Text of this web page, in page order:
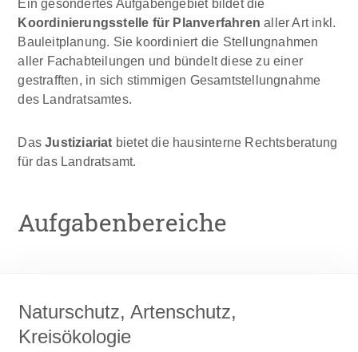
Ein gesondertes Aufgabengebiet bildet die
Koordinierungsstelle für Planverfahren aller Art inkl.
Bauleitplanung. Sie koordiniert die Stellungnahmen
aller Fachabteilungen und bündelt diese zu einer
gestrafften, in sich stimmigen Gesamtstellungnahme
des Landratsamtes.
DasJustiziariat bietet die hausinterne Rechtsberatung
für das Landratsamt.
Aufgabenbereiche
Naturschutz, Artenschutz,
Kreisökologie